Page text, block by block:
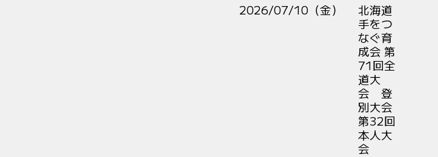
2026/07/10（金）
北海道
手をつ
なぐ育
成会 第
71回全
道大
会 登
別大会
第32回
本人大
会